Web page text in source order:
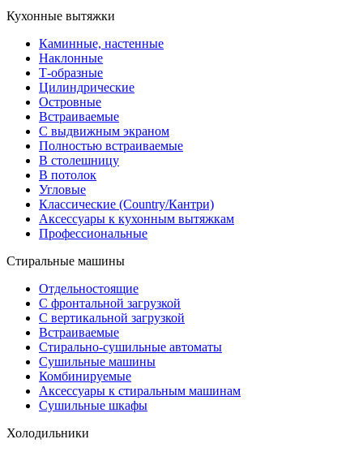
Кухонные вытяжки
Каминные, настенные
Наклонные
Т-образные
Цилиндрические
Островные
Встраиваемые
С выдвижным экраном
Полностью встраиваемые
В столешницу
В потолок
Угловые
Классические (Country/Кантри)
Аксессуары к кухонным вытяжкам
Профессиональные
Стиральные машины
Отдельностоящие
С фронтальной загрузкой
С вертикальной загрузкой
Встраиваемые
Стирально-сушильные автоматы
Сушильные машины
Комбинируемые
Аксессуары к стиральным машинам
Сушильные шкафы
Холодильники